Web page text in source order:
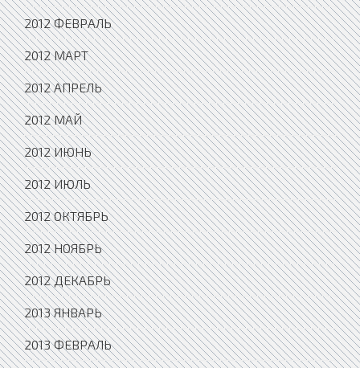
2012 ФЕВРАЛЬ
2012 МАРТ
2012 АПРЕЛЬ
2012 МАЙ
2012 ИЮНЬ
2012 ИЮЛЬ
2012 ОКТЯБРЬ
2012 НОЯБРЬ
2012 ДЕКАБРЬ
2013 ЯНВАРЬ
2013 ФЕВРАЛЬ